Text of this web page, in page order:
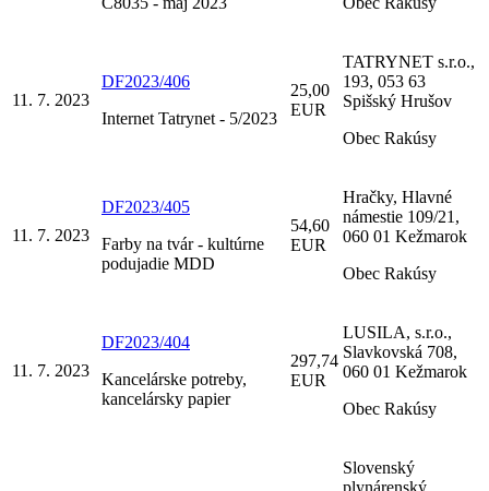
11. 7. 2023
DF2023/406
Internet Tatrynet - 5/2023
25,00
EUR
TATRYNET s.r.o.,
193, 053 63
Spišský Hrušov
Obec Rakúsy
11. 7. 2023
DF2023/405
Farby na tvár - kultúrne
podujadie MDD
54,60
EUR
Hračky, Hlavné
námestie 109/21,
060 01 Kežmarok
Obec Rakúsy
11. 7. 2023
DF2023/404
Kancelárske potreby,
kancelársky papier
297,74
EUR
LUSILA, s.r.o.,
Slavkovská 708,
060 01 Kežmarok
Obec Rakúsy
Slovenský
plynárenský